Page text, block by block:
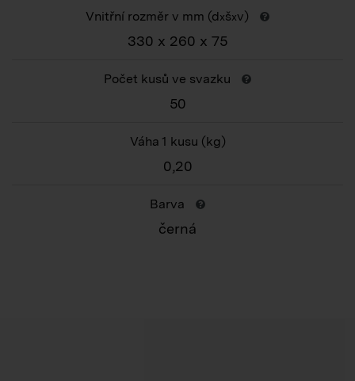
Vnitřní rozměr v mm (dxšxv)
330 x 260 x 75
Počet kusů ve svazku
50
Váha 1 kusu (kg)
0,20
Barva
černá